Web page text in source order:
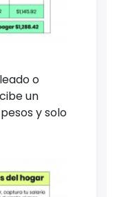
o
un
y solo